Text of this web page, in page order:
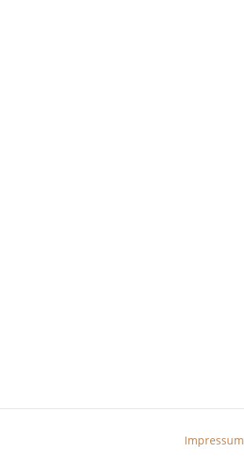
Impressum